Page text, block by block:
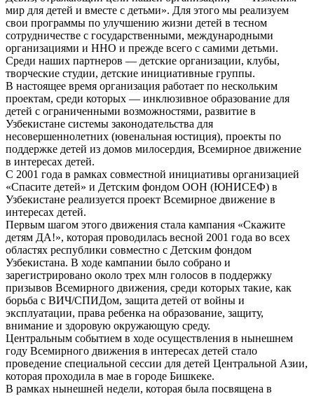
мир для детей и вместе с детьми». Для этого мы реализуем
свои программы по улучшению жизни детей в тесном
сотрудничестве с государственными, международными
организациями и ННО и прежде всего с самими детьми.
Среди наших партнеров — детские организации, клубы,
творческие студии, детские инициативные группы.
В настоящее время организация работает по нескольким
проектам, среди которых — инклюзивное образование для
детей с ограниченными возможностями, развитие в
Узбекистане системы законодательства для
несовершеннолетних (ювенальная юстиция), проекты по
поддержке детей из домов милосердия, Всемирное движение
в интересах детей.
С 2001 года в рамках совместной инициативы организацией
«Спасите детей» и Детским фондом ООН (ЮНИСЕФ) в
Узбекистане реализуется проект Всемирное движение в
интересах детей.
Первым шагом этого движения стала кампания «Скажите
детям ДА!», которая проводилась весной 2001 года во всех
областях республики совместно с Детским фондом
Узбекистана. В ходе кампании было собрано и
зарегистрировано около трех млн голосов в поддержку
призывов Всемирного движения, среди которых такие, как
борьба с ВИЧ/СПИДом, защита детей от войны и
эксплуатации, права ребенка на образование, защиту,
внимание и здоровую окружающую среду.
Центральным событием в ходе осуществления в нынешнем
году Всемирного движения в интересах детей стало
проведение специальной сессии для детей Центральной Азии,
которая проходила в мае в городе Бишкеке.
В рамках нынешней недели, которая была посвящена в